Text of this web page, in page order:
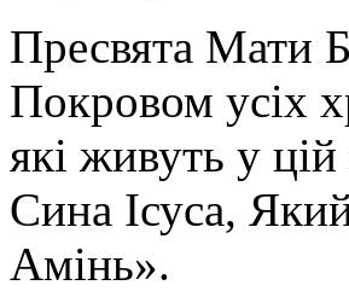
Пресвята Мати
Покровом усіх
які живуть у
Сина Ісуса,
Амінь».